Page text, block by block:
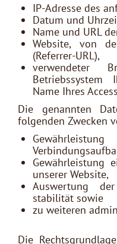
IP-Adresse des
Datum und
Name und URL
Website, von
(Referrer-URL),
verwendeter
Name Ihres
Die genannten
folgenden Zwecken
Gewährleistung
unserer Website,
Auswertung
stabilität sowie
zu weiteren
Die